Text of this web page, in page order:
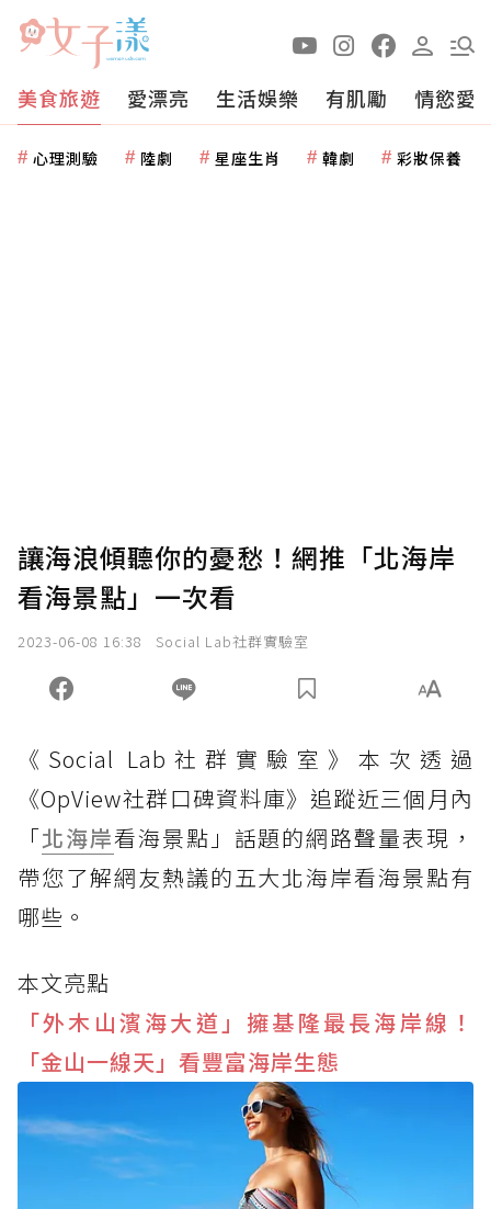
美食旅遊 愛漂亮 生活娛樂 有肌勵 情慾愛
心理測驗 陸劇 星座生肖 韓劇 彩妝保養
讓海浪傾聽你的憂愁！網推「北海岸
看海景點」一次看
2023-06-08 16:38 Social Lab社群實驗室
《Social Lab社群實驗室》本次透過
《OpView社群口碑資料庫》追蹤近三個月內
「北海岸看海景點」話題的網路聲量表現，
帶您了解網友熱議的五大北海岸看海景點有
哪些。
本文亮點
「外木山濱海大道」擁基隆最長海岸線！
「金山一線天」看豐富海岸生態